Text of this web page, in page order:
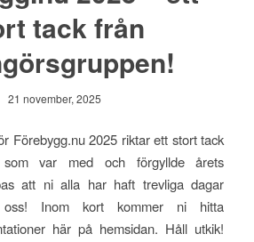
tack från
21 november, 2025
Förebygg.nu 2025 riktar ett stort tack
var med och förgyllde årets
att ni alla har haft trevliga dagar
oss! Inom kort kommer ni hitta
här på hemsidan. Håll utkik!